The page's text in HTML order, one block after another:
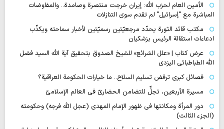
الأمين العام لحزب الله: إيران خرجت منتصرة وصامدة.. والمفاوضات
المباشرة مع "إسرائيل" لم تقدم سوى التنازلات
مكتب قائد الثورة يحدّد مرجعيّتين رسميّتين لأخبار سماحته ويكذّب
ادعاءات استقالة الرئيس بزشكيان
عرض كتاب | «علل الشرائع» للشيخ الصدوق بتحقيق آية الله السيد فضل
الله الطباطبائي اليزدي
فصائل كبرى ترفض تسليم السلاح.. ما خيارات الحكومة العراقية؟
مسيرة الأربعين، تجلٍّ للتضامن الحضاريّ في العالم الإسلاميّ
دور المرأة ومكانتها في ظهور الإمام المهدي (عجل الله فرجه) وحكومته
(الجزء الثالث)